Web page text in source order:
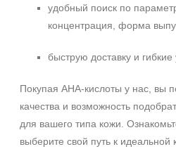
удобный поиск по
концентрация, форма
быструю доставку и гибкие
Покупая AHA-кислоты у нас, вы
качества и возможность
для вашего типа кожи.
выберите свой путь к идеальной